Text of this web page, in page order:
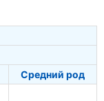
Средний род